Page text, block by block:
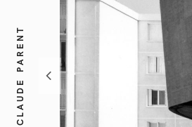
CLAUDE PARENT